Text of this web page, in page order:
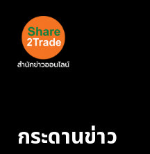
กระดานข่าว